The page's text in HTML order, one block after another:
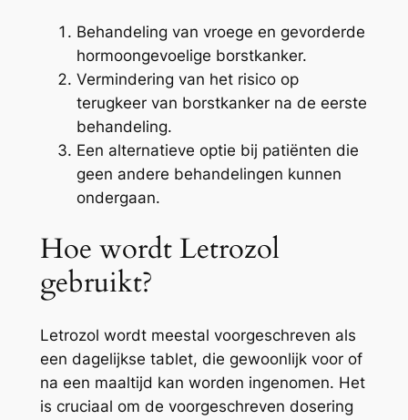
Behandeling van vroege en gevorderde
hormoongevoelige borstkanker.
Vermindering van het risico op
terugkeer van borstkanker na de eerste
behandeling.
Een alternatieve optie bij patiënten die
geen andere behandelingen kunnen
ondergaan.
Hoe wordt Letrozol
gebruikt?
Letrozol wordt meestal voorgeschreven als
een dagelijkse tablet, die gewoonlijk voor of
na een maaltijd kan worden ingenomen. Het
is cruciaal om de voorgeschreven dosering